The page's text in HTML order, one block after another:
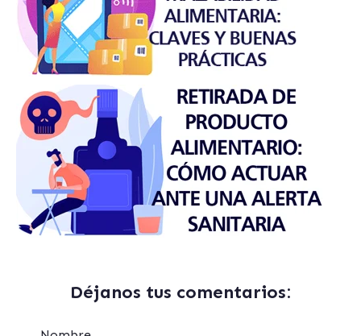
Déjanos tus comentarios: